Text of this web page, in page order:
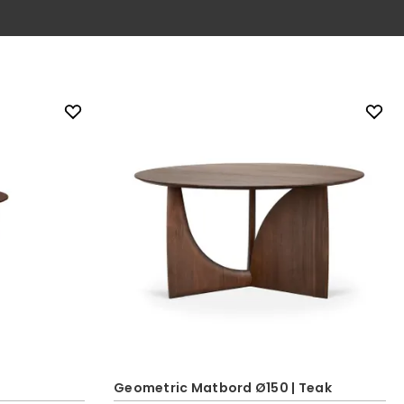
Geometric Matbord Ø150 | Teak